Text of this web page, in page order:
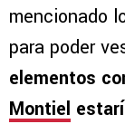
mencionado
para poder
elementos
Montiel